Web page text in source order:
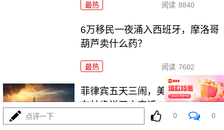
最热 阅读 8840
6万移民一夜涌入西班牙，摩洛哥
葫芦卖什么药？
最热 阅读 7602
菲律宾五天三闹，美航母压阵，
布林肯说了大实话
点评一下 0 0